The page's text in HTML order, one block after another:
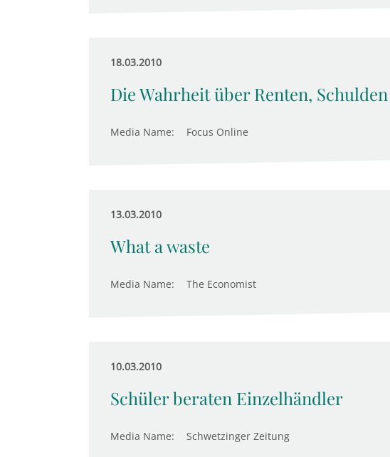
18.03.2010
Die Wahrheit über Renten,
Media Name: Focus Online
13.03.2010
What a waste
Media Name: The Economist
10.03.2010
Schüler beraten Einzelhändler
Media Name: Schwetzinger Zeitung